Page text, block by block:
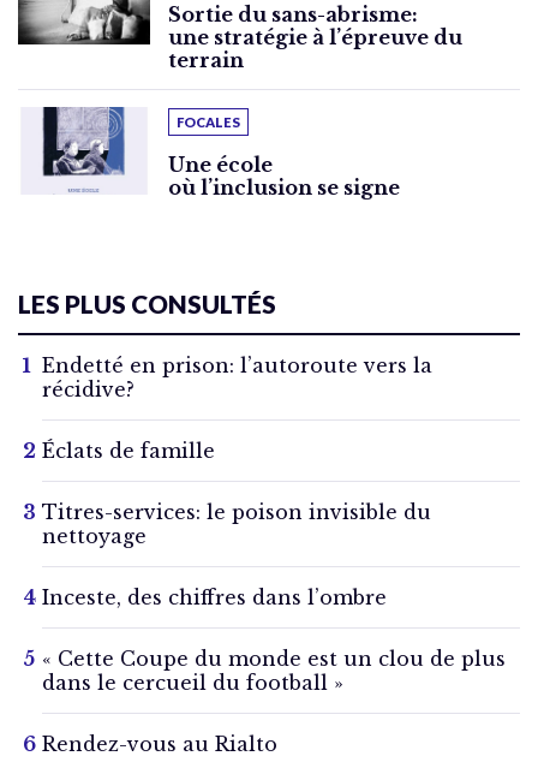
Sortie du sans-abrisme:
une stratégie à l’épreuve du
terrain
FOCALES
Une école
où l’inclusion se signe
LES PLUS CONSULTÉS
Endetté en prison: l’autoroute vers la
récidive?
Éclats de famille
Titres-services: le poison invisible du
nettoyage
Inceste, des chiffres dans l’ombre
« Cette Coupe du monde est un clou de plus
dans le cercueil du football »
Rendez-vous au Rialto